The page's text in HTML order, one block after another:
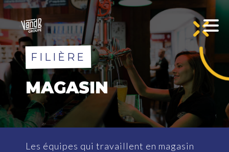
FILIÈRE
MAGASIN
Les équipes qui travaillent en magasin